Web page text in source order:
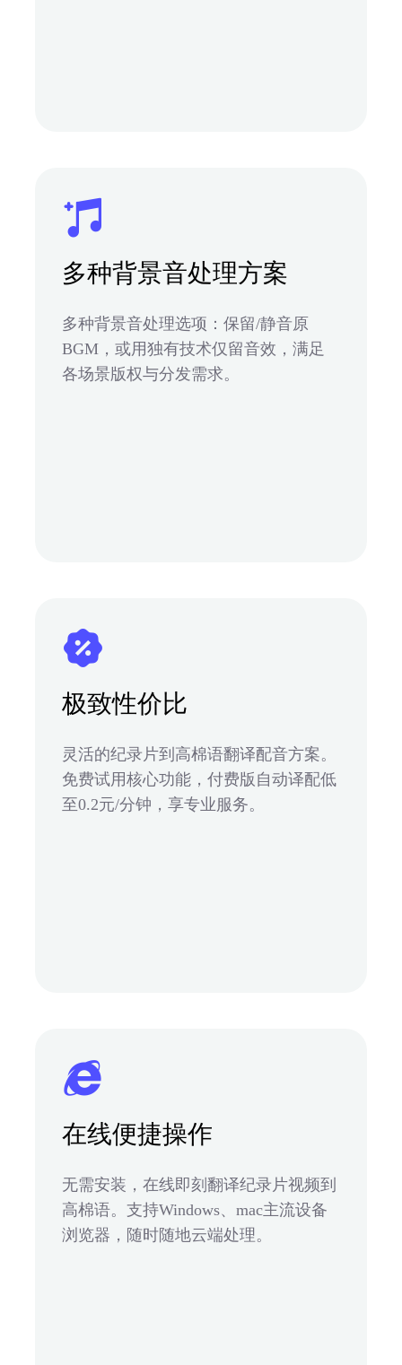
多种背景音处理方案
多种背景音处理选项：保留/静音原
BGM，或用独有技术仅留音效，满足
各场景版权与分发需求。
极致性价比
灵活的纪录片到高棉语翻译配音方案。
免费试用核心功能，付费版自动译配低
至0.2元/分钟，享专业服务。
在线便捷操作
无需安装，在线即刻翻译纪录片视频到
高棉语。支持Windows、mac主流设备
浏览器，随时随地云端处理。